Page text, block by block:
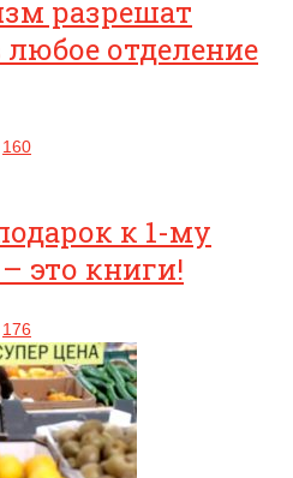
разрешат
любое отделение
160
к 1-му
это книги!
176